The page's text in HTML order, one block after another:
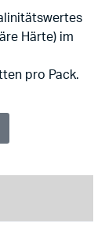
Härte) im
pro Pack.